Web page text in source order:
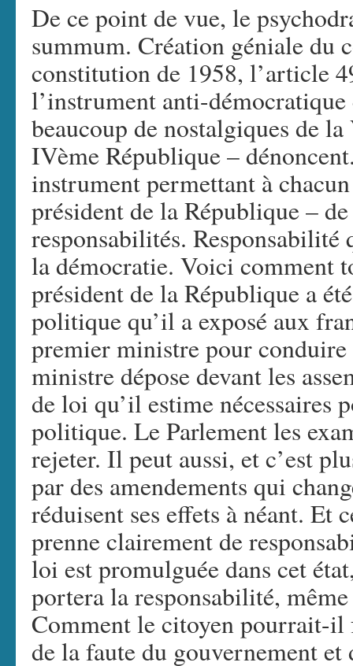
De ce point de vue, le
summum. Création géniale du
constitution de 1958, l’article
l’instrument anti-
beaucoup de nostalgiques de
IVème République –
instrument permettant à
président de la République –
responsabilités. Responsabilité
la démocratie. Voici comment
président de la République a
politique qu’il a exposé aux
premier ministre pour
ministre dépose devant les
de loi qu’il estime nécessaires
politique. Le Parlement les
rejeter. Il peut aussi, et c’est
par des amendements qui
réduisent ses effets à néant. Et
prenne clairement de
loi est promulguée dans cet
portera la responsabilité,
Comment le citoyen pourrait-il
de la faute du gouvernement